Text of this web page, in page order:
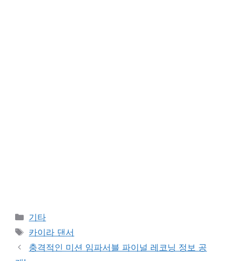
Categories
기타
Tags
카이라 댄서
충격적인 미션 임파서블 파이널 레코닝 정보 공